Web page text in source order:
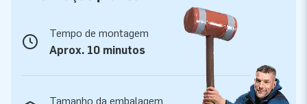
Tempo de montagem
Aprox. 10 minutos
Tamanho da embalagem